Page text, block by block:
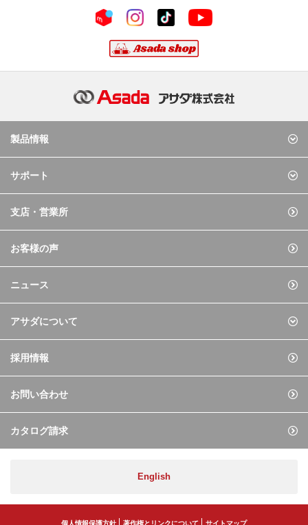
製品情報
サポート
支店・営業所
お客様の声
ニュース
アサダについて
採用情報
お問い合わせ
カタログ請求
English
個人情報保護方針 著作権とリンクについて サイトマップ